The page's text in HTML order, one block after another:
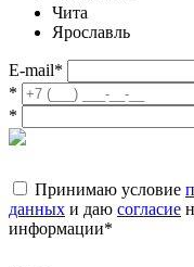
Чита
Ярославль
E-mail*
*
*
Принимаю условие
данных и даю согласие
информации*